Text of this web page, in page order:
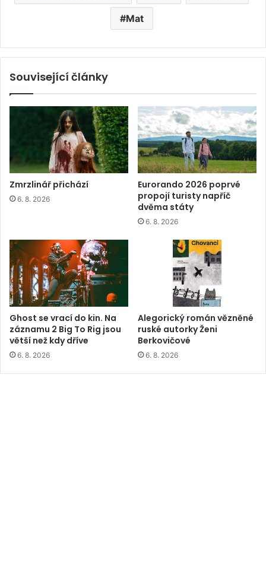
Mat
Související články
Zmrzlinář přichází
6. 8. 2026
Eurorando 2026 poprvé
propojí turisty napříč
dvěma státy
6. 8. 2026
Ghost se vrací do kin. Na
záznamu 2 Big To Rig jsou
větší než kdy dříve
6. 8. 2026
Alegorický román vězněné
ruské autorky Ženi
Berkovičové
6. 8. 2026